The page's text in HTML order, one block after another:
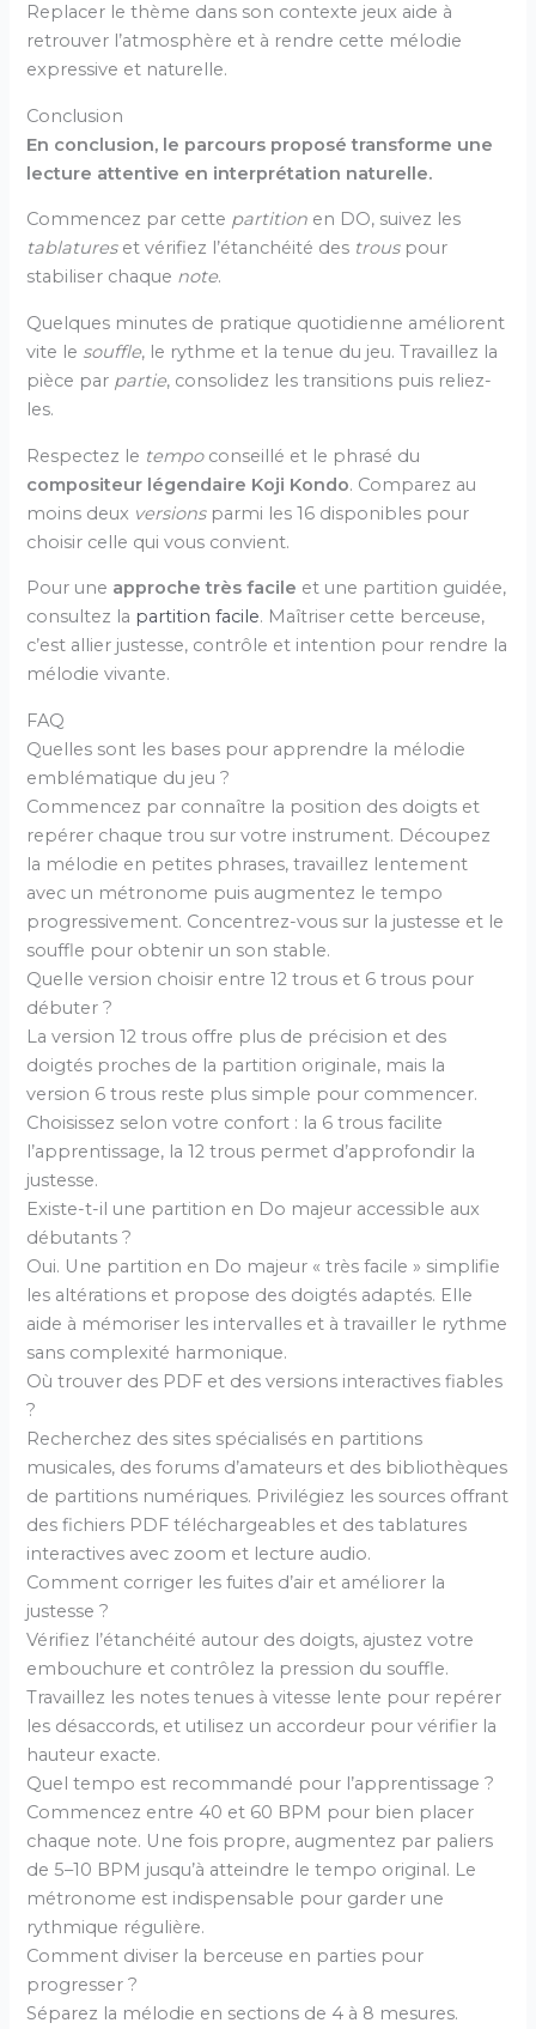
Replacer le thème dans son contexte jeux aide à
retrouver l’atmosphère et à rendre cette mélodie
expressive et naturelle.
Conclusion
En conclusion, le parcours proposé transforme une
lecture attentive en interprétation naturelle.
Commencez par cette partition en DO, suivez les
tablatureset vérifiez l’étanchéité des trouspour
stabiliser chaque note.
Quelques minutes de pratique quotidienne améliorent
vite le souffle, le rythme et la tenue du jeu. Travaillez la
pièce par partie, consolidez les transitions puis reliez-
les.
Respectez le tempoconseillé et le phrasé du
compositeur légendaire Koji Kondo. Comparez au
moins deux versionsparmi les 16 disponibles pour
choisir celle qui vous convient.
Pour une approche très facile et une partition guidée,
consultez la partition facile. Maîtriser cette berceuse,
c’est allier justesse, contrôle et intention pour rendre la
mélodie vivante.
FAQ
Quelles sont les bases pour apprendre la mélodie
emblématique du jeu ?
Commencez par connaître la position des doigts et
repérer chaque trou sur votre instrument. Découpez
la mélodie en petites phrases, travaillez lentement
avec un métronome puis augmentez le tempo
progressivement. Concentrez-vous sur la justesse et le
souffle pour obtenir un son stable.
Quelle version choisir entre 12 trous et 6 trous pour
débuter ?
La version 12 trous offre plus de précision et des
doigtés proches de la partition originale, mais la
version 6 trous reste plus simple pour commencer.
Choisissez selon votre confort : la 6 trous facilite
l’apprentissage, la 12 trous permet d’approfondir la
justesse.
Existe-t-il une partition en Do majeur accessible aux
débutants ?
Oui. Une partition en Do majeur « très facile » simplifie
les altérations et propose des doigtés adaptés. Elle
aide à mémoriser les intervalles et à travailler le rythme
sans complexité harmonique.
Où trouver des PDF et des versions interactives fiables
?
Recherchez des sites spécialisés en partitions
musicales, des forums d’amateurs et des bibliothèques
de partitions numériques. Privilégiez les sources offrant
des fichiers PDF téléchargeables et des tablatures
interactives avec zoom et lecture audio.
Comment corriger les fuites d’air et améliorer la
justesse ?
Vérifiez l’étanchéité autour des doigts, ajustez votre
embouchure et contrôlez la pression du souffle.
Travaillez les notes tenues à vitesse lente pour repérer
les désaccords, et utilisez un accordeur pour vérifier la
hauteur exacte.
Quel tempo est recommandé pour l’apprentissage ?
Commencez entre 40 et 60 BPM pour bien placer
chaque note. Une fois propre, augmentez par paliers
de 5–10 BPM jusqu’à atteindre le tempo original. Le
métronome est indispensable pour garder une
rythmique régulière.
Comment diviser la berceuse en parties pour
progresser ?
Séparez la mélodie en sections de 4 à 8 mesures.